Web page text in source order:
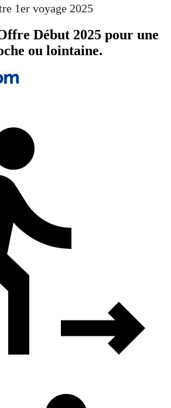
1er voyage 2025
Début 2025 pour une
ou lointaine.